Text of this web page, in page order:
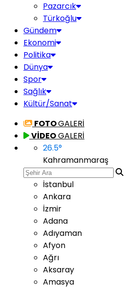
Pazarcık
Türkoğlu
Gündem
Ekonomi
Politika
Dünya
Spor
Sağlık
Kültür/Sanat
FOTOGALERİ
VİDEOGALERİ
26.5°
Kahramanmaraş
İstanbul
Ankara
İzmir
Adana
Adıyaman
Afyon
Ağrı
Aksaray
Amasya